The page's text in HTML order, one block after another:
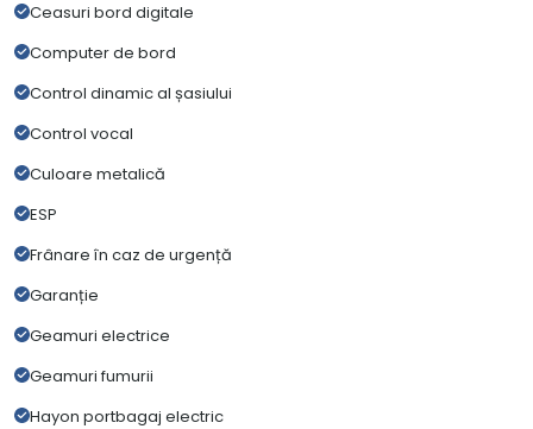
Ceasuri bord digitale
Computer de bord
Control dinamic al șasiului
Control vocal
Culoare metalică
ESP
Frânare în caz de urgență
Garanție
Geamuri electrice
Geamuri fumurii
Hayon portbagaj electric